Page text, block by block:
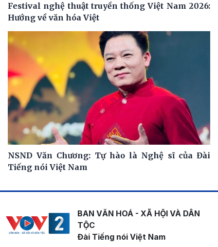
Festival nghệ thuật truyền thống Việt Nam 2026:
Hướng về văn hóa Việt
NSND Văn Chương: Tự hào là Nghệ sĩ của Đài
Tiếng nói Việt Nam
BAN VĂN HOÁ - XÃ HỘI VÀ DÂN
TỘC
Đài Tiếng nói Việt Nam